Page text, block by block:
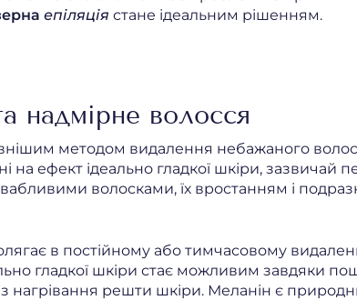
епіляція стане ідеальним рішенням.
надмірне волосся
методом видалення небажаного
на ефект ідеально гладкої шкіри, зазвичай
волосками, їх вростанням і
в постійному або тимчасовому
гладкої шкіри стає можливим завдяки
нагрівання решти шкіри. Меланін є